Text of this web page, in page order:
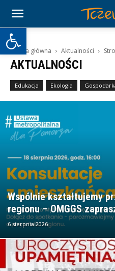
Otwórz pasek narzędzi
Strona główna Aktualności
AKTUALNOŚCI
Edukacja Ekologia
Wspólnie kształtujemy
regionu – OMGGS
6 sierpnia 2026